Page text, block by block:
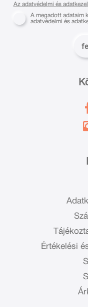
Értékelési
Az adatvédelmi és
A megadott adataim